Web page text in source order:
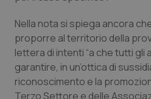
Valle D’Aosta
Veneto
Oncodermatologia
Oncoematologia
Oncologia & Nutrizione
Nella nota si spiega ancora
proporre al territorio della
lettera di intenti “a che tutti gli
garantire, in un’ottica di
riconoscimento e la
Terzo Settore e delle